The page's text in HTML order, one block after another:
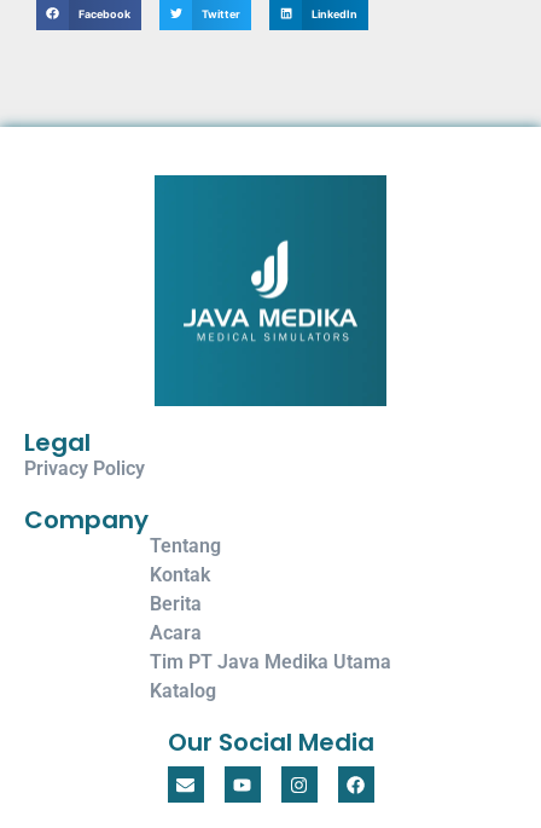
Facebook Twitter LinkedIn
Legal
Privacy Policy
Tentang
Kontak
Berita
Acara
Tim PT Java Medika Utama
Katalog
Company
Our Social Media